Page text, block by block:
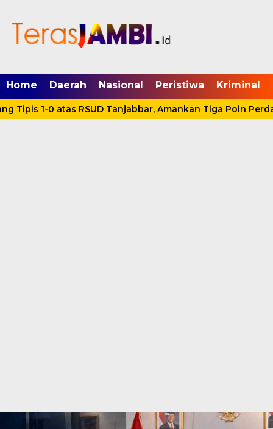
Home Daerah Nasional Peristiwa Kriminal
Tipis 1-0 atas RSUD Tanjabbar, Amankan Tiga Poin